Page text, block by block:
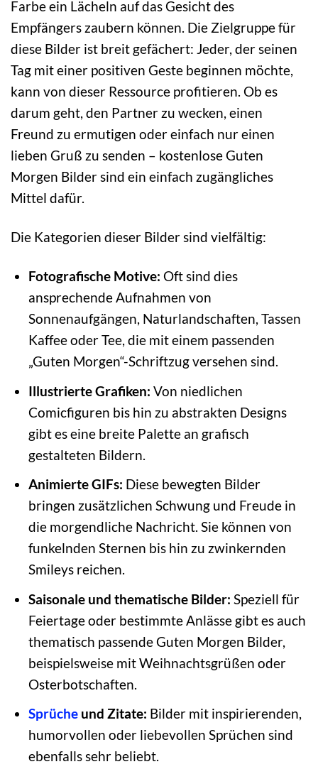
Farbe ein Lächeln auf das Gesicht des
Empfängers zaubern können. Die Zielgruppe für
diese Bilder ist breit gefächert: Jeder, der seinen
Tag mit einer positiven Geste beginnen möchte,
kann von dieser Ressource profitieren. Ob es
darum geht, den Partner zu wecken, einen
Freund zu ermutigen oder einfach nur einen
lieben Gruß zu senden – kostenlose Guten
Morgen Bilder sind ein einfach zugängliches
Mittel dafür.
Die Kategorien dieser Bilder sind vielfältig:
Fotografische Motive: Oft sind dies
ansprechende Aufnahmen von
Sonnenaufgängen, Naturlandschaften, Tassen
Kaffee oder Tee, die mit einem passenden
„Guten Morgen“-Schriftzug versehen sind.
Illustrierte Grafiken: Von niedlichen
Comicfiguren bis hin zu abstrakten Designs
gibt es eine breite Palette an grafisch
gestalteten Bildern.
Animierte GIFs: Diese bewegten Bilder
bringen zusätzlichen Schwung und Freude in
die morgendliche Nachricht. Sie können von
funkelnden Sternen bis hin zu zwinkernden
Smileys reichen.
Saisonale und thematische Bilder: Speziell für
Feiertage oder bestimmte Anlässe gibt es auch
thematisch passende Guten Morgen Bilder,
beispielsweise mit Weihnachtsgrüßen oder
Osterbotschaften.
Sprücheund Zitate: Bilder mit inspirierenden,
humorvollen oder liebevollen Sprüchen sind
ebenfalls sehr beliebt.